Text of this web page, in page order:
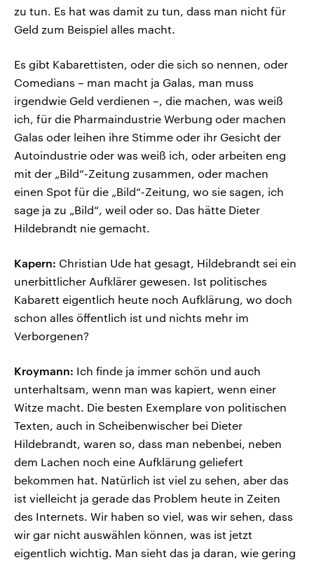
zu tun. Es hat was damit zu tun, dass man nicht für
Geld zum Beispiel alles macht.
Es gibt Kabarettisten, oder die sich so nennen, oder
Comedians – man macht ja Galas, man muss
irgendwie Geld verdienen –, die machen, was weiß
ich, für die Pharmaindustrie Werbung oder machen
Galas oder leihen ihre Stimme oder ihr Gesicht der
Autoindustrie oder was weiß ich, oder arbeiten eng
mit der „Bild“-Zeitung zusammen, oder machen
einen Spot für die „Bild“-Zeitung, wo sie sagen, ich
sage ja zu „Bild“, weil oder so. Das hätte Dieter
Hildebrandt nie gemacht.
Kapern: Christian Ude hat gesagt, Hildebrandt sei ein
unerbittlicher Aufklärer gewesen. Ist politisches
Kabarett eigentlich heute noch Aufklärung, wo doch
schon alles öffentlich ist und nichts mehr im
Verborgenen?
Kroymann: Ich finde ja immer schön und auch
unterhaltsam, wenn man was kapiert, wenn einer
Witze macht. Die besten Exemplare von politischen
Texten, auch in Scheibenwischer bei Dieter
Hildebrandt, waren so, dass man nebenbei, neben
dem Lachen noch eine Aufklärung geliefert
bekommen hat. Natürlich ist viel zu sehen, aber das
ist vielleicht ja gerade das Problem heute in Zeiten
des Internets. Wir haben so viel, was wir sehen, dass
wir gar nicht auswählen können, was ist jetzt
eigentlich wichtig. Man sieht das ja daran, wie gering